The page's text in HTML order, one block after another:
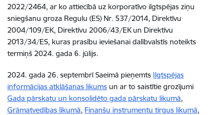
2022/2464, ar ko attiecībā uz korporatīvo ilgtspējas ziņu
sniegšanu groza Regulu (ES) Nr. 537/2014, Direktīvu
2004/109/EK, Direktīvu 2006/43/EK un Direktīvu
2013/34/ES, kuras prasību ieviešanai dalībvalstīs noteikts
termiņš 2024. gada 6. jūlijs.
2024. gada 26. septembrī Saeimā pieņemts Ilgtspējas
informācijas atklāšanas likums un ar to saistītie grozījumi
Gada pārskatu un konsolidēto gada pārskatu likumā,
Grāmatvedības likumā, Finanšu instrumentu tirgus likumā,